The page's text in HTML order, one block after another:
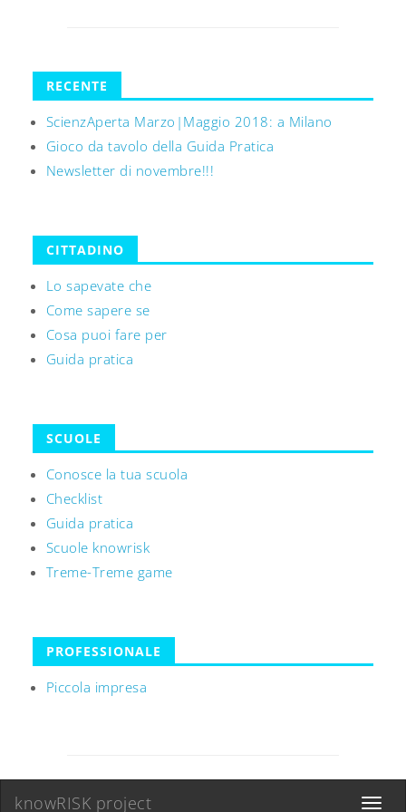
RECENTE
ScienzAperta Marzo|Maggio 2018: a Milano
Gioco da tavolo della Guida Pratica
Newsletter di novembre!!!
CITTADINO
Lo sapevate che
Come sapere se
Cosa puoi fare per
Guida pratica
SCUOLE
Conosce la tua scuola
Checklist
Guida pratica
Scuole knowrisk
Treme-Treme game
PROFESSIONALE
Piccola impresa
knowRISK project
Toggle